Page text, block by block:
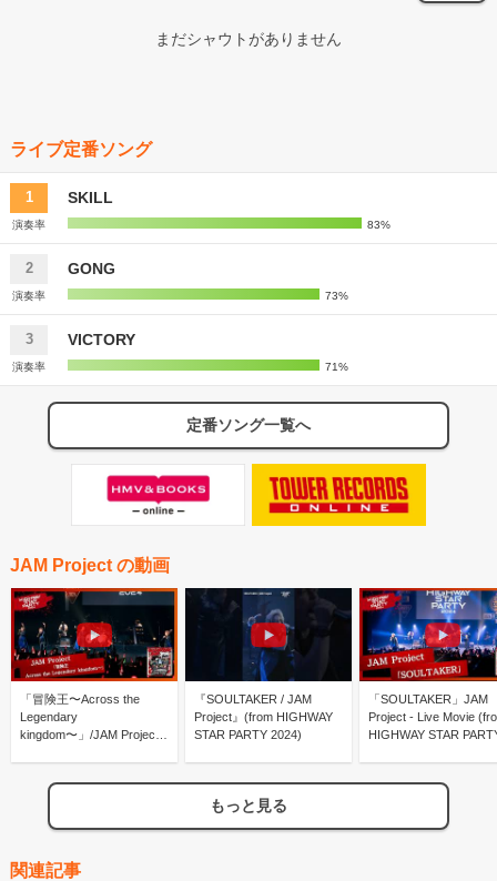
まだシャウトがありません
ライブ定番ソング
1 SKILL
演奏率 83%
2 GONG
演奏率 73%
3 VICTORY
演奏率 71%
定番ソング一覧へ
JAM Project の動画
「冒険王〜Across the
Legendary
kingdom〜」/JAM Project
JUNCTION-)
『SOULTAKER / JAM
Project』(from HIGHWAY
STAR PARTY 2024)
「SOULTAKER」JAM
Project - Live Movie
HIGHWAY STAR
もっと見る
関連記事